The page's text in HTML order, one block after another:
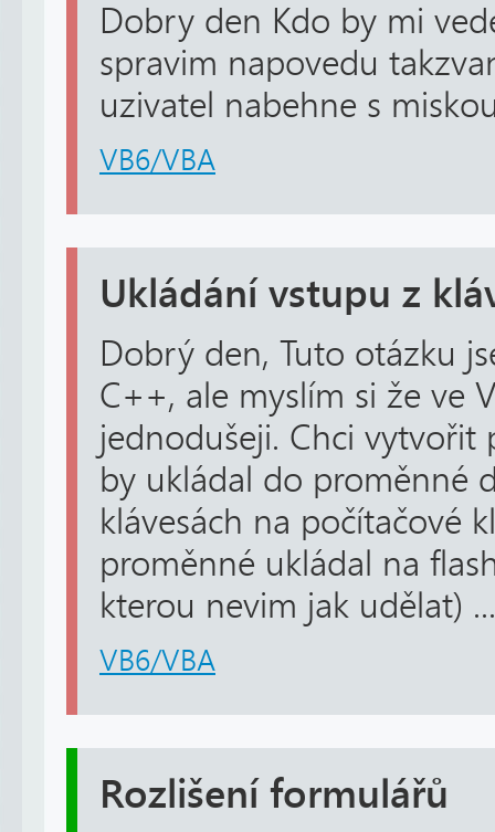
Dobry den Kdo by mi
spravim napovedu
uzivatel nabehne s
VB6/VBA
Ukládání vstupu z
Dobrý den, Tuto otázku
C++, ale myslím si že ve
jednodušeji. Chci
by ukládal do proměnné
klávesách na počítačové
proměnné ukládal na
kterou nevim jak udělat) ...
VB6/VBA
Rozlišení formulářů